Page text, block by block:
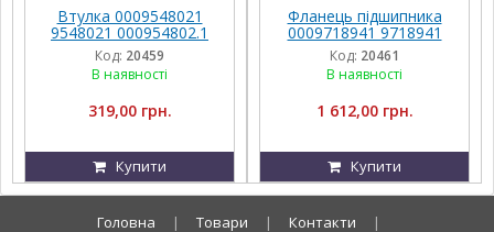
Втулка 0009548021
9548021 000954802.1
954802.1 Claas
Код: 20459
В наявності
319,00 грн.
Купити
Фланець підшипника
0009718941 9718941
000971894.1 971894.1
Claas
Код: 20461
В наявності
1 612,00 грн.
Купити
Головна | Товари | Контакти |